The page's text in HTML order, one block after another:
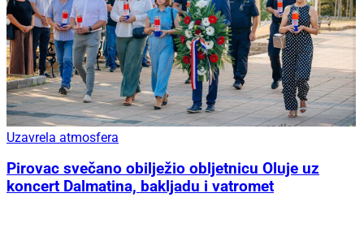
Uzavrela atmosfera
Pirovac svečano obilježio obljetnicu Oluje uz
koncert Dalmatina, bakljadu i vatromet